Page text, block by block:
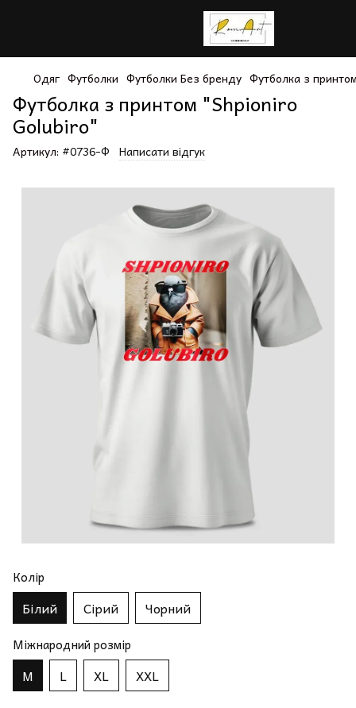
Одяг Футболки Футболки Без бренду Футболка з
Футболка з принтом "Shpioniro
Golubiro"
Артикул: #0736-Ф Написати відгук
Колір
Білий Сірий Чорний
Міжнародний розмір
M L XL XXL